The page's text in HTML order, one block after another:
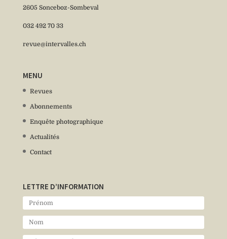
2605 Sonceboz-Sombeval
032 492 70 33
revue@intervalles.ch
MENU
Revues
Abonnements
Enquête photographique
Actualités
Contact
LETTRE D’INFORMATION